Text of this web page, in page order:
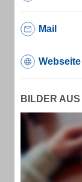
Mail
Webseite
BILDER